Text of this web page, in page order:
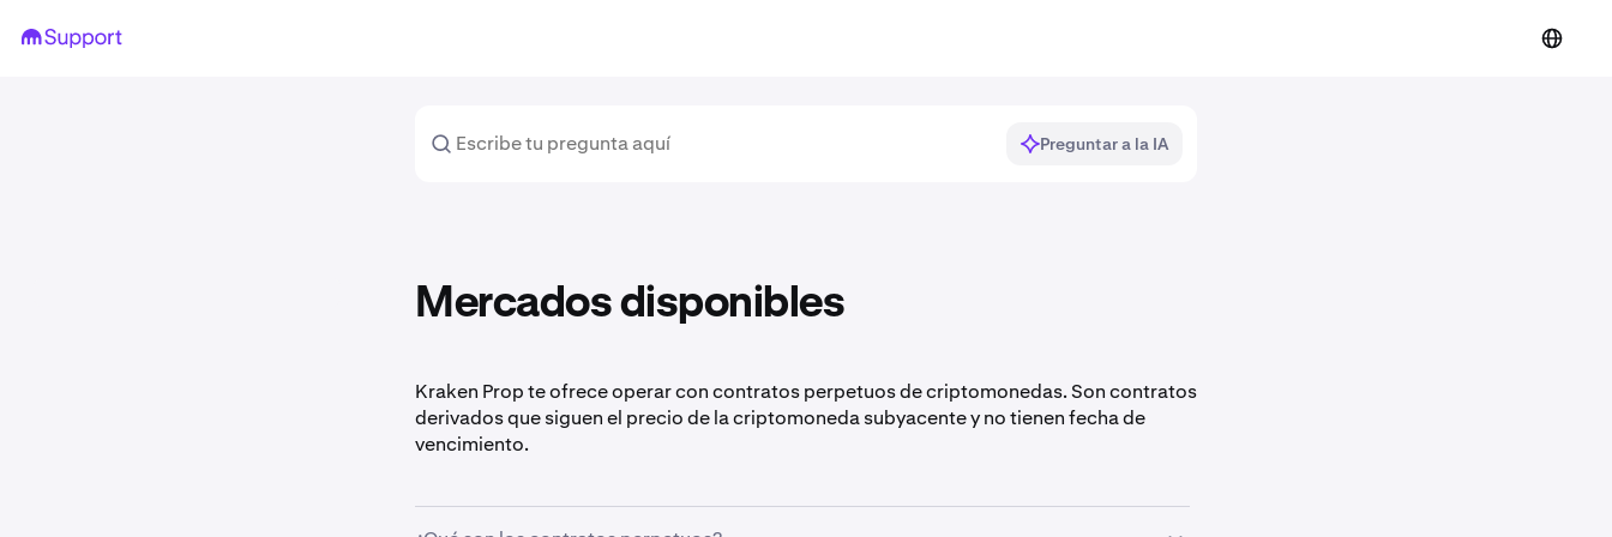
Preguntar a la IA
Mercados disponibles
Kraken Prop te ofrece operar con contratos perpetuos de criptomonedas. Son contratos
derivados que siguen el precio de la criptomoneda subyacente y no tienen fecha de
vencimiento.